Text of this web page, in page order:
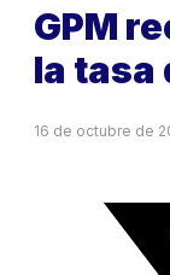
GPM
la tasa
16 de octubre de